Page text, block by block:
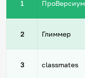
1 ПроВерсиум
2 Глиммер
3 classmates